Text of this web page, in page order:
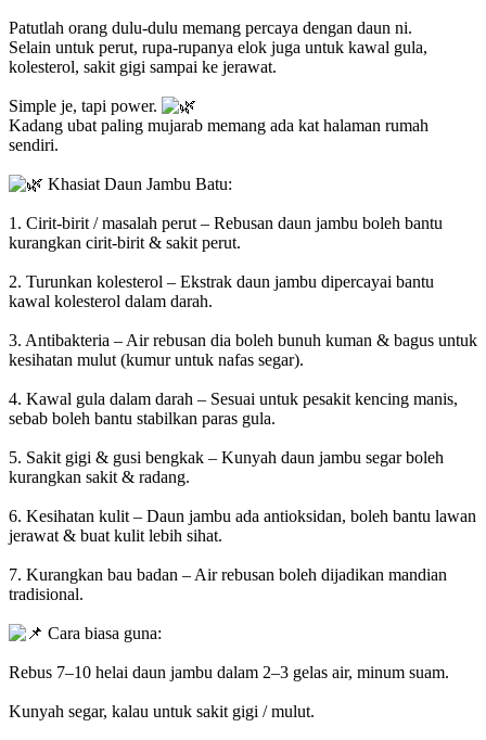
Patutlah orang dulu-dulu memang percaya dengan daun ni.
Selain untuk perut, rupa-rupanya elok juga untuk kawal gula,
kolesterol, sakit gigi sampai ke jerawat.
Simple je, tapi power.
Kadang ubat paling mujarab memang ada kat halaman rumah
sendiri.
Khasiat Daun Jambu Batu:
1. Cirit-birit / masalah perut – Rebusan daun jambu boleh bantu
kurangkan cirit-birit & sakit perut.
2. Turunkan kolesterol – Ekstrak daun jambu dipercayai bantu
kawal kolesterol dalam darah.
3. Antibakteria – Air rebusan dia boleh bunuh kuman & bagus untuk
kesihatan mulut (kumur untuk nafas segar).
4. Kawal gula dalam darah – Sesuai untuk pesakit kencing manis,
sebab boleh bantu stabilkan paras gula.
5. Sakit gigi & gusi bengkak – Kunyah daun jambu segar boleh
kurangkan sakit & radang.
6. Kesihatan kulit – Daun jambu ada antioksidan, boleh bantu lawan
jerawat & buat kulit lebih sihat.
7. Kurangkan bau badan – Air rebusan boleh dijadikan mandian
tradisional.
Cara biasa guna:
Rebus 7–10 helai daun jambu dalam 2–3 gelas air, minum suam.
Kunyah segar, kalau untuk sakit gigi / mulut.